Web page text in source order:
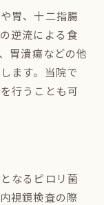
胃、十二指腸
逆流による食
胃潰瘍などの他
ます。当院で
行うことも可
なるピロリ菌
視鏡検査の際